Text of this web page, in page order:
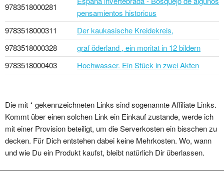
9783518000281
pensamientos historicus
9783518000311
Der kaukasische Kreidekreis,
9783518000328
graf öderland , ein moritat in 12 bildern
9783518000403
Hochwasser. Ein Stück in zwei Akten
Die mit * gekennzeichneten Links sind sogenannte Affiliate Links.
Kommt über einen solchen Link ein Einkauf zustande, werde ich
mit einer Provision beteiligt, um die Serverkosten ein bisschen zu
decken. Für Dich entstehen dabei keine Mehrkosten. Wo, wann
und wie Du ein Produkt kaufst, bleibt natürlich Dir überlassen.